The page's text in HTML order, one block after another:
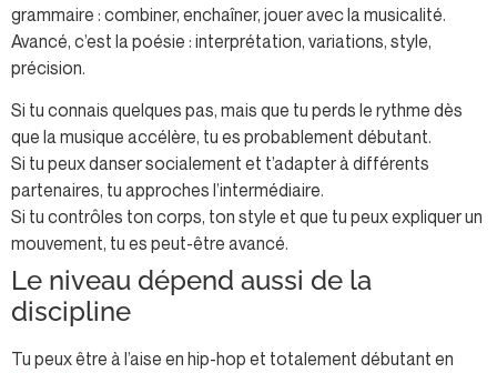
grammaire : combiner, enchaîner, jouer avec la musicalité.
Avancé, c’est la poésie : interprétation, variations, style,
précision.
Si tu connais quelques pas, mais que tu perds le rythme dès
que la musique accélère, tu es probablement débutant.
Si tu peux danser socialement et t’adapter à différents
partenaires, tu approches l’intermédiaire.
Si tu contrôles ton corps, ton style et que tu peux expliquer un
mouvement, tu es peut-être avancé.
Le niveau dépend aussi de la
discipline
Tu peux être à l’aise en hip-hop et totalement débutant en